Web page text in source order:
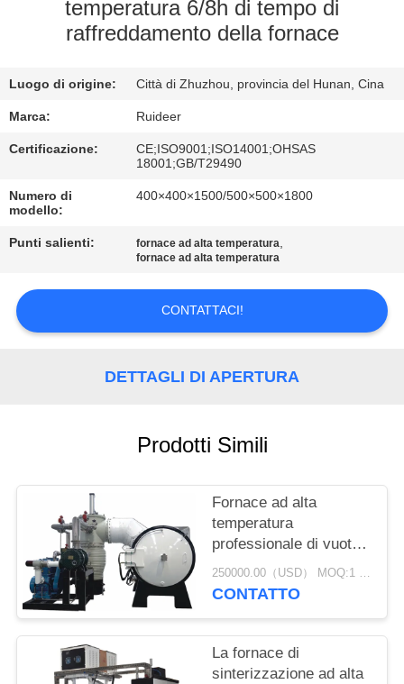
CONTROLLO
QUALITÀ
CONTATTACI
CHIEDI UN
PREVENTIVO
MAPPA
DEL
temperatura 6/8h di tempo di
raffreddamento della fornace
Luogo di origine: Città di Zhuzhou, provincia del Hunan, Cina
Marca: Ruideer
Certificazione:
CE;ISO9001;ISO14001;OHSAS
18001;GB/T29490
Numero di
modello:
400×400×1500/500×500×1800
Punti salienti: fornace ad alta temperatura,
fornace ad alta temperatura
CONTATTACI!
DETTAGLI DI APERTURA
Prodotti Simili
Fornace ad alta
temperatura
professionale di vuoto
per non metal-
ceramico/sic il carburo
250000.00（USD） MOQ:1 set
CONTATTO
La fornace di
sinterizzazione ad alta